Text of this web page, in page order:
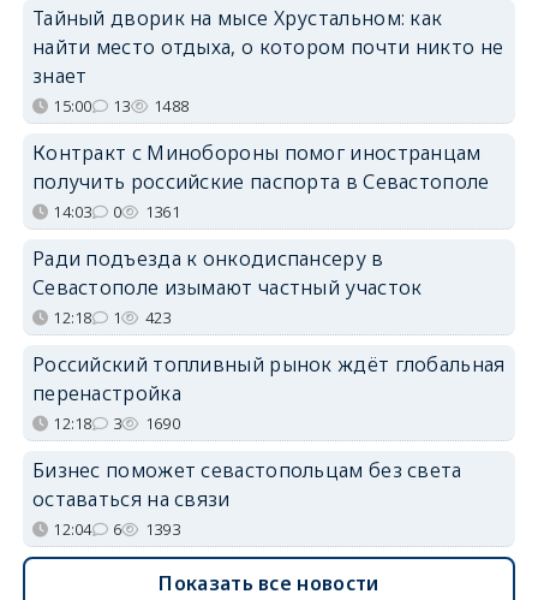
Тайный дворик на мысе Хрустальном: как
найти место отдыха, о котором почти никто не
знает
15:00 13 1488
Контракт с Минобороны помог иностранцам
получить российские паспорта в Севастополе
14:03 0 1361
Ради подъезда к онкодиспансеру в
Севастополе изымают частный участок
12:18 1 423
Российский топливный рынок ждёт глобальная
перенастройка
12:18 3 1690
Бизнес поможет севастопольцам без света
оставаться на связи
12:04 6 1393
Показать все новости